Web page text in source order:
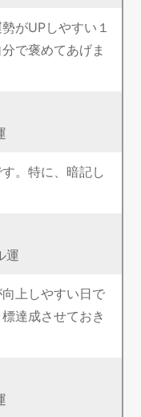
がUPしやすい１
で褒めてあげま
。特に、暗記し
運
上しやすい日で
達成させておき